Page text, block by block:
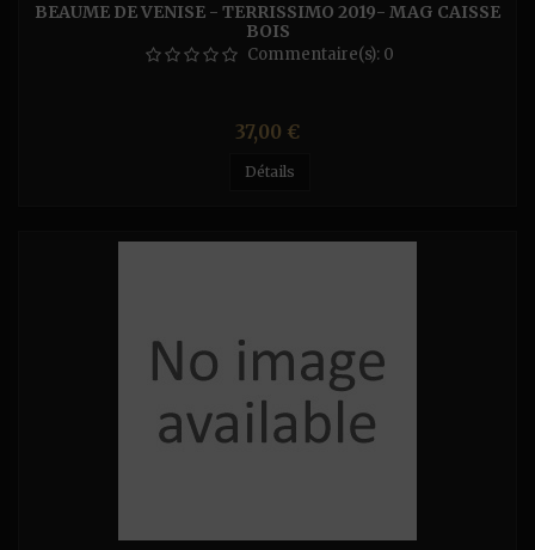
BEAUME DE VENISE - TERRISSIMO 2019- MAG CAISSE
BOIS
Commentaire(s): 0
Prix
37,00 €
Détails